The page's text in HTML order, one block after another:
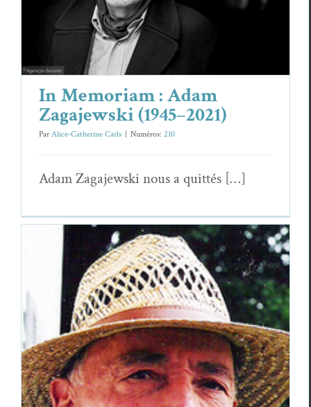
2021)
Adam Zaga­jew­s­ki Essais & Chroniques
In Memoriam : Adam
Zagajewski (1945–2021)
ParAlice-Catherine Carls | Numéros: 210
Adam Zaga­jew­s­ki nous a quittés […]